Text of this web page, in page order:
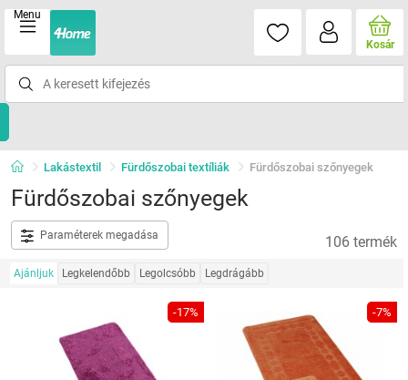
Menu
Kosár
Lakástextil Fürdőszobai textíliák Fürdőszobai szőnyegek
Fürdőszobai szőnyegek
Paraméterek megadása 106 termék
Ajánljuk Legkelendőbb Legolcsóbb Legdrágább
-17% -7%